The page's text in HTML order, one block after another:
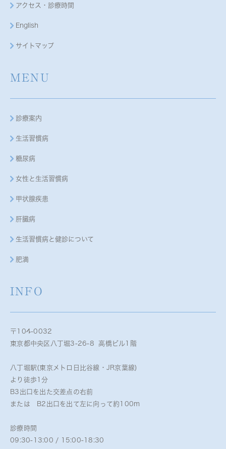
アクセス・診療時間
English
サイトマップ
MENU
診療案内
生活習慣病
糖尿病
女性と生活習慣病
甲状腺疾患
肝臓病
生活習慣病と健診について
肥満
INFO
〒104-0032
東京都中央区八丁堀3-26-8 高橋ビル1階
八丁堀駅(東京メトロ日比谷線・JR京葉線)
より徒歩1分
B3出口を出た交差点の右前
または B2出口を出て左に向って約100m
診療時間
09:30-13:00 / 15:00-18:30